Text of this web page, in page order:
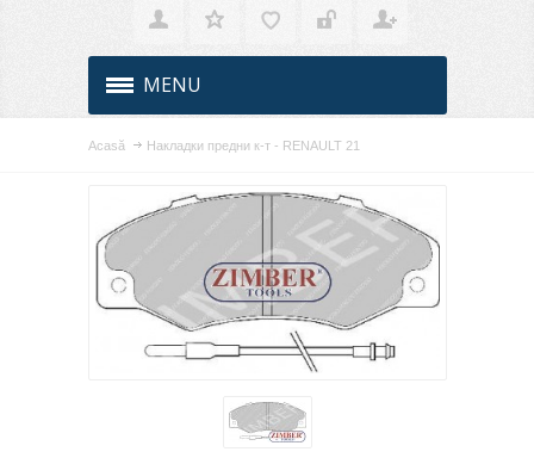
MENU
Acasă Накладки предни к-т - RENAULT 21